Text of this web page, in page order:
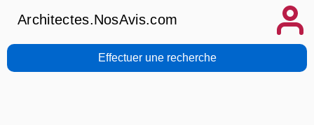
Architectes.NosAvis.com
Effectuer une recherche